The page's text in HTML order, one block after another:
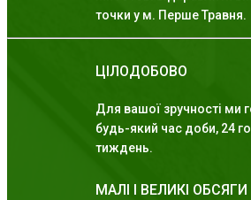
точки у м. Перше Травня.
ЦІЛОДОБОВО
Для вашої зручності ми
будь-який час доби, 24
тиждень.
МАЛІ І ВЕЛИКІ ОБСЯГИ